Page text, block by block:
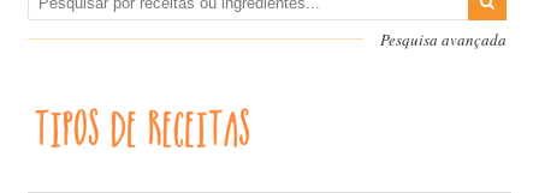
Pesquisa avançada